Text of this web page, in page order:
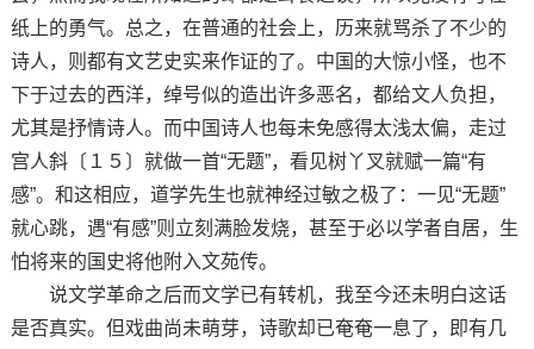
纸上的勇气。总之，在普通的社会上，历来就骂杀了不少的
诗人，则都有文艺史实来作证的了。中国的大惊小怪，也不
下于过去的西洋，绰号似的造出许多恶名，都给文人负担，
尤其是抒情诗人。而中国诗人也每未免感得太浅太偏，走过
宫人斜〔１５〕就做一首“无题”，看见树丫叉就赋一篇“有
感”。和这相应，道学先生也就神经过敏之极了：一见“无题”
就心跳，遇“有感”则立刻满脸发烧，甚至于必以学者自居，生
怕将来的国史将他附入文苑传。
说文学革命之后而文学已有转机，我至今还未明白这话
是否真实。但戏曲尚未萌芽，诗歌却已奄奄一息了，即有几